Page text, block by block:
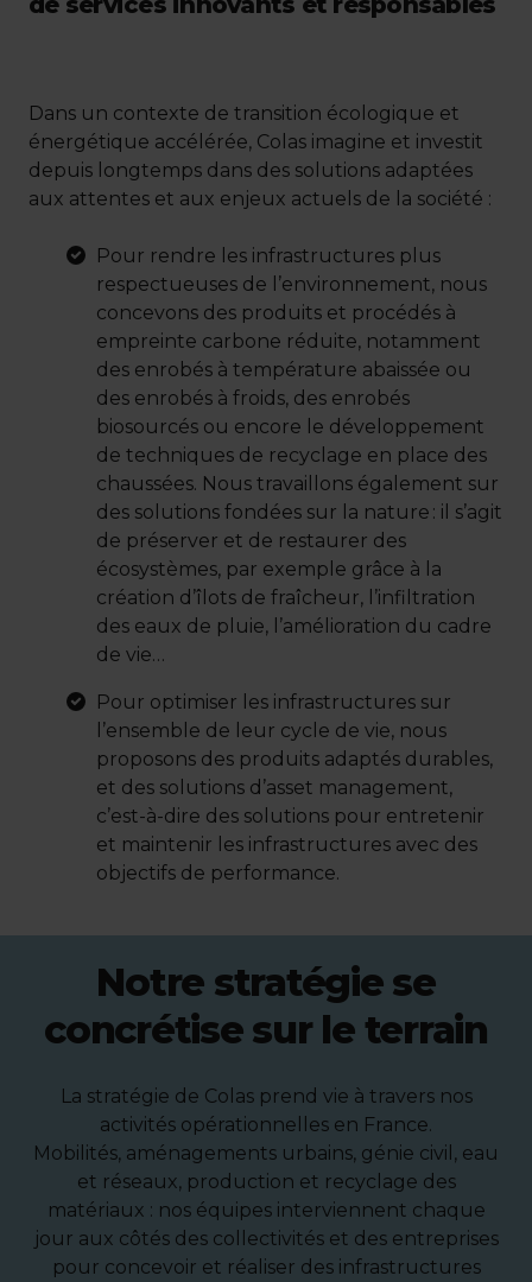
Dans un contexte de transition écologique et
énergétique accélérée, Colas imagine et investit
depuis longtemps dans des solutions adaptées
aux attentes et aux enjeux actuels de la société :
Pour rendre les infrastructures plus
respectueuses de l’environnement, nous
concevons des produits et procédés à
empreinte carbone réduite, notamment
des enrobés à température abaissée ou
des enrobés à froids, des enrobés
biosourcés ou encore le développement
de techniques de recyclage en place des
chaussées. Nous travaillons également sur
des solutions fondées sur la nature : il s’agit
de préserver et de restaurer des
écosystèmes, par exemple grâce à la
création d’îlots de fraîcheur, l’infiltration
des eaux de pluie, l’amélioration du cadre
de vie…
Pour optimiser les infrastructures sur
l’ensemble de leur cycle de vie, nous
proposons des produits adaptés durables,
et des solutions d’asset management,
c’est-à-dire des solutions pour entretenir
et maintenir les infrastructures avec des
objectifs de performance.
Notre stratégie se
concrétise sur le terrain
La stratégie de Colas prend vie à travers nos
activités opérationnelles en France.
Mobilités, aménagements urbains, génie civil, eau
et réseaux, production et recyclage des
matériaux : nos équipes interviennent chaque
jour aux côtés des collectivités et des entreprises
pour concevoir et réaliser des infrastructures